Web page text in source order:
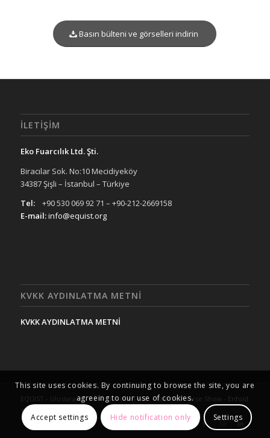
Basın bülteni ve görselleri indirin
İLETIŞIM
Eko Fuarcılık Ltd. Şti.
Biracılar Sok. No:10 Mecidiyeköy
34387 Şişli – İstanbul – Türkiye
Tel:+90 530 069 92 71 – +90-212-2669158
E-mail:info@equist.org
KVKK AYDINLATMA METNİ
KVKK AYDINLATMA METNİ
EQUIST - Uluslararası At ve Binicilik Fuarı - İstanbul Horse Show - Enfold
Theme by Kriesi
This site uses cookies. By continuing to browse the site, you are
agreeing to our use of cookies.
Accept settings
Hide notification only Settings